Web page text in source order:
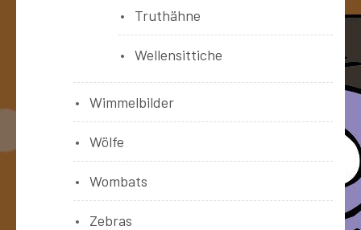
Truthähne
Wellensittiche
Wimmelbilder
Wölfe
Wombats
Zebras